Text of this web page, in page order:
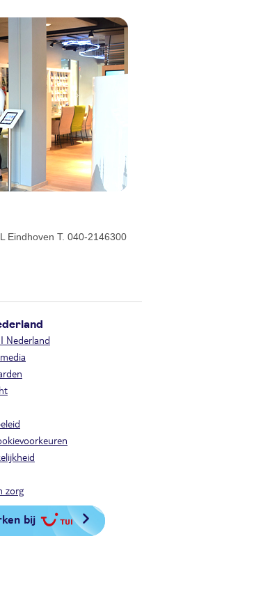
Eindhoven T. 040-2146300
Nederland
zorg
bij